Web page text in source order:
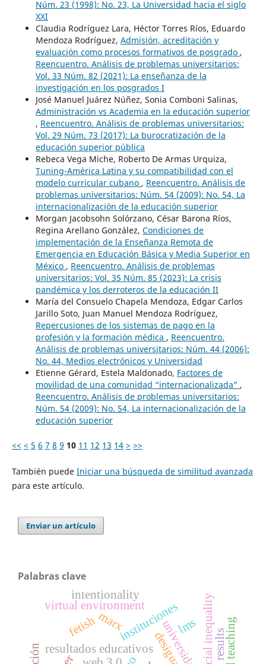
Núm. 23 (1998): No. 23, La Universidad hacia el siglo
XXI
Claudia Rodríguez Lara, Héctor Torres Ríos, Eduardo
Mendoza Rodríguez, Admisión, acreditación y
evaluación como procesos formativos de posgrado ,
Reencuentro. Análisis de problemas universitarios:
Vol. 33 Núm. 82 (2021): La enseñanza de la
investigación en los posgrados I
José Manuel Juárez Núñez, Sonia Comboni Salinas,
Administración vs Academia en la educación superior
, Reencuentro. Análisis de problemas universitarios:
Vol. 29 Núm. 73 (2017): La burocratización de la
educación superior pública
Rebeca Vega Miche, Roberto De Armas Urquiza,
Tuning-América Latina y su compatibilidad con el
modelo curricular cubano , Reencuentro. Análisis de
problemas universitarios: Núm. 54 (2009): No. 54, La
internacionalización de la educación superior
Morgan Jacobsohn Solórzano, César Barona Ríos,
Regina Arellano González, Condiciones de
implementación de la Enseñanza Remota de
Emergencia en Educación Básica y Media Superior en
México , Reencuentro. Análisis de problemas
universitarios: Vol. 35 Núm. 85 (2023): La crisis
pandémica y los derroteros de la educación II
María del Consuelo Chapela Mendoza, Edgar Carlos
Jarillo Soto, Juan Manuel Mendoza Rodríguez,
Repercusiones de los sistemas de pago en la
profesión y la formación médica , Reencuentro.
Análisis de problemas universitarios: Núm. 44 (2006):
No. 44, Medios electrónicos y Universidad
Etienne Gérard, Estela Maldonado, Factores de
movilidad de una comunidad “internacionalizada” ,
Reencuentro. Análisis de problemas universitarios:
Núm. 54 (2009): No. 54, La internacionalización de la
educación superior
<< < 5 6 7 8 9 10 11 12 13 14 > >>
También puede Iniciar una búsqueda de similitud avanzada
para este artículo.
Enviar un artículo
Palabras clave
universidad
resultados educativos social inequality
instituciones
fetishmarx
virtual environment
lms
intentionality